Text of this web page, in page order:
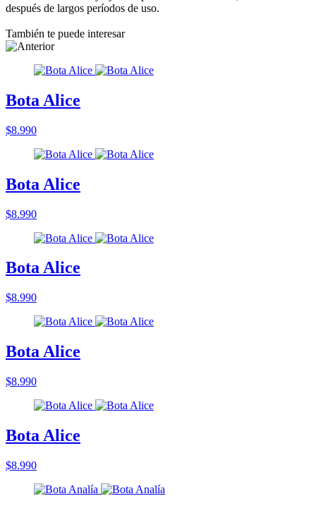
después de largos períodos de uso.
También te puede interesar
Bota Alice
$8.990
Bota Alice
$8.990
Bota Alice
$8.990
Bota Alice
$8.990
Bota Alice
$8.990